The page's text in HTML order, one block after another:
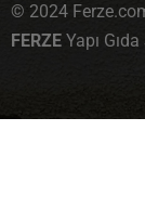
© 2024
FERZE Yapı